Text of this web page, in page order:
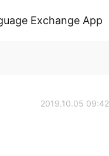
Exchange App
2019.10.05 09:42